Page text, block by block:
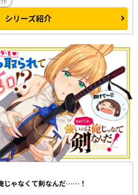
シリーズ紹介
じゃなくて剣なんだ……！